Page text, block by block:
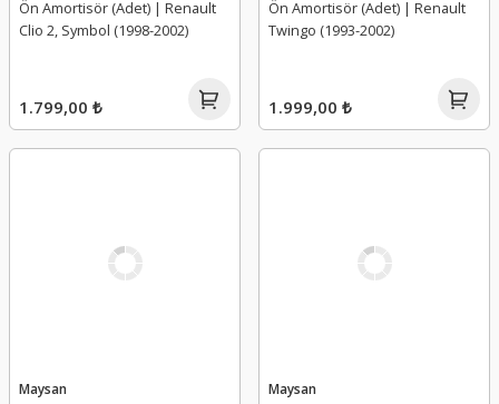
Ön Amortisör (Adet) | Renault
Clio 2, Symbol (1998-2002)
1.799,00 ₺
Ön Amortisör (Adet) | Renault
Twingo (1993-2002)
1.999,00 ₺
Maysan Maysan